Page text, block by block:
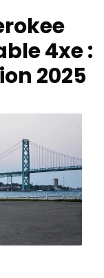
4xe :
2025